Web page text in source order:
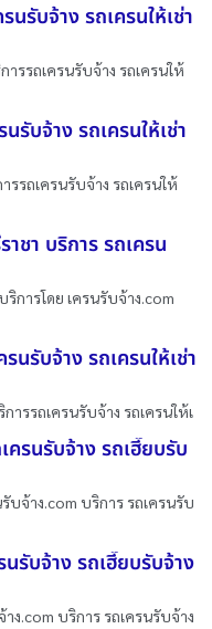
นรับจ้าง รถเครนให้เช่า
ารรถเครนรับจ้าง รถเครนให้
รับจ้าง รถเครนให้เช่า
รรถเครนรับจ้าง รถเครนให้
ชา บริการ รถเครน
การโดย เครนรับจ้าง.com
นรับจ้าง รถเครนให้เช่า
ารรถเครนรับจ้าง รถเครนให้เ
ครนรับจ้าง รถเฮี๊ยบรับ
บจ้าง.com บริการ รถเครนรับ
รับจ้าง รถเฮี๊ยบรับจ้าง
ง.com บริการ รถเครนรับจ้าง